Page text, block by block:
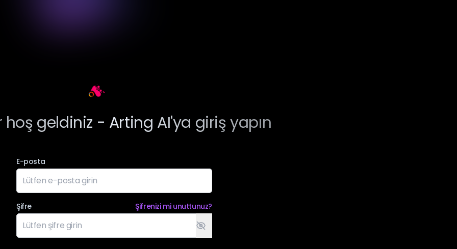
hoş geldiniz - Arting AI'ya giriş yapın
E-posta
Şifre Şifrenizi mi unuttunuz?